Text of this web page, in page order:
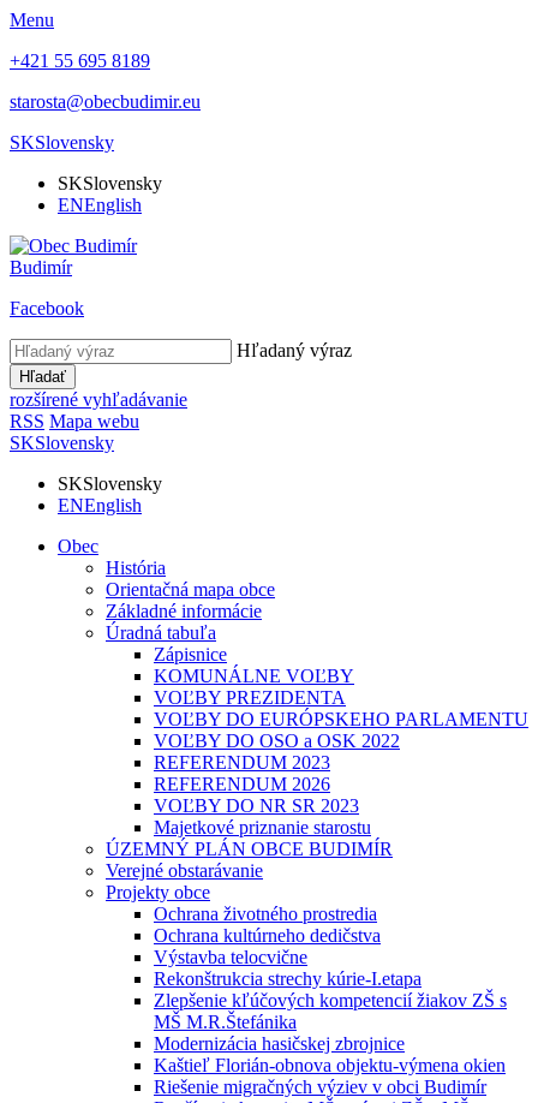
Menu
+421 55 695 8189
starosta@obecbudimir.eu
SKSlovensky
SKSlovensky
ENEnglish
Budimír
Facebook
Hľadaný výraz
Hľadať
rozšírené vyhľadávanie
RSS Mapa webu
SKSlovensky
SKSlovensky
ENEnglish
Obec
História
Orientačná mapa obce
Základné informácie
Úradná tabuľa
Zápisnice
KOMUNÁLNE VOĽBY
VOĽBY PREZIDENTA
VOĽBY DO EURÓPSKEHO PARLAMENTU
VOĽBY DO OSO a OSK 2022
REFERENDUM 2023
REFERENDUM 2026
VOĽBY DO NR SR 2023
Majetkové priznanie starostu
ÚZEMNÝ PLÁN OBCE BUDIMÍR
Verejné obstarávanie
Projekty obce
Ochrana životného prostredia
Ochrana kultúrneho dedičstva
Výstavba telocvične
Rekonštrukcia strechy kúrie-I.etapa
Zlepšenie kľúčových kompetencií žiakov ZŠ s
MŠ M.R.Štefánika
Modernizácia hasičskej zbrojnice
Kaštieľ Florián-obnova objektu-výmena okien
Riešenie migračných výziev v obci Budimír